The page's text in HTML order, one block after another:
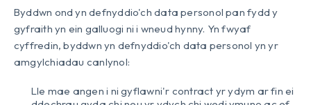
Byddwn ond yn defnyddio'ch data personol pan fydd y
gyfraith yn ein galluogi ni i wneud hynny. Yn fwyaf
cyffredin, byddwn yn defnyddio'ch data personol yn yr
amgylchiadau canlynol:
Lle mae angen i ni gyflawni'r contract yr ydym ar fin ei